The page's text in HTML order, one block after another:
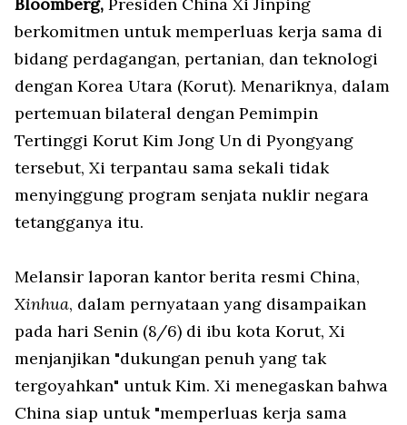
Bloomberg, Presiden China Xi Jinping
berkomitmen untuk memperluas kerja sama di
bidang perdagangan, pertanian, dan teknologi
dengan Korea Utara (Korut). Menariknya, dalam
pertemuan bilateral dengan Pemimpin
Tertinggi Korut Kim Jong Un di Pyongyang
tersebut, Xi terpantau sama sekali tidak
menyinggung program senjata nuklir negara
tetangganya itu.
Melansir laporan kantor berita resmi China,
Xinhua, dalam pernyataan yang disampaikan
pada hari Senin (8/6) di ibu kota Korut, Xi
menjanjikan "dukungan penuh yang tak
tergoyahkan" untuk Kim. Xi menegaskan bahwa
China siap untuk "memperluas kerja sama